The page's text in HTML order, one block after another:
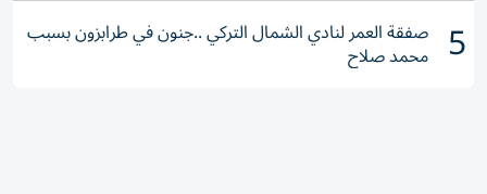
5 صفقة العمر لنادي الشمال التركي ..جنون في طرابزون بسبب
محمد صلاح